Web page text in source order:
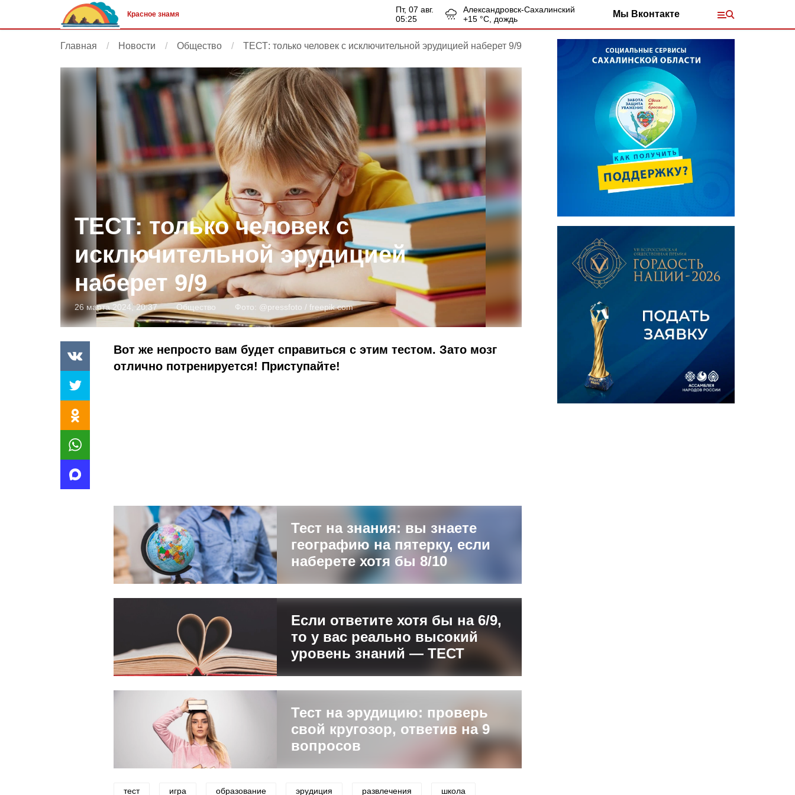
Красное знамя
пт, 07 авг.
05:25
Александровск-Сахалинский
+15 °С, дождь Мы Вконтакте
Главная Новости Общество ТЕСТ: только человек с исключительной эрудицией наберет 9/9
ТЕСТ: только человек с
исключительной эрудицией
наберет 9/9
26 марта 2024, 20:37 Общество Фото: @pressfoto / freepik.com
Вот же непросто вам будет справиться с этим тестом. Зато мозг
отлично потренируется! Приступайте!
Тест на знания: вы знаете
географию на пятерку, если
наберете хотя бы 8/10
Если ответите хотя бы на 6/9,
то у вас реально высокий
уровень знаний — ТЕСТ
Тест на эрудицию: проверь
свой кругозор, ответив на 9
вопросов
тест игра образование эрудиция развлечения школа